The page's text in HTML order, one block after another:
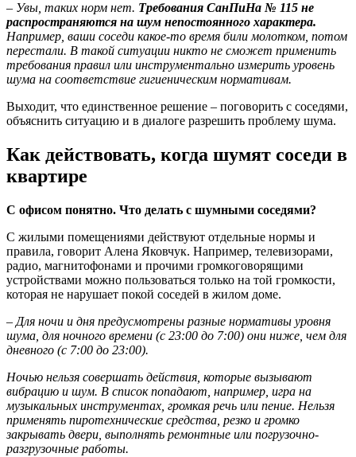
– Увы, таких норм нет. Требования СанПиНа № 115 не
распространяются на шум непостоянного характера.
Например, ваши соседи какое-то время били молотком, потом
перестали. В такой ситуации никто не сможет применить
требования правил или инструментально измерить уровень
шума на соответствие гигиеническим нормативам.
Выходит, что единственное решение – поговорить с соседями,
объяснить ситуацию и в диалоге разрешить проблему шума.
Как действовать, когда шумят соседи в
квартире
С офисом понятно. Что делать с шумными соседями?
С жилыми помещениями действуют отдельные нормы и
правила, говорит Алена Яковчук. Например, телевизорами,
радио, магнитофонами и прочими громкоговорящими
устройствами можно пользоваться только на той громкости,
которая не нарушает покой соседей в жилом доме.
– Для ночи и дня предусмотрены разные нормативы уровня
шума, для ночного времени (с 23:00 до 7:00) они ниже, чем для
дневного (с 7:00 до 23:00).
Ночью нельзя совершать действия, которые вызывают
вибрацию и шум. В список попадают, например, игра на
музыкальных инструментах, громкая речь или пение. Нельзя
применять пиротехнические средства, резко и громко
закрывать двери, выполнять ремонтные или погрузочно-
разгрузочные работы.